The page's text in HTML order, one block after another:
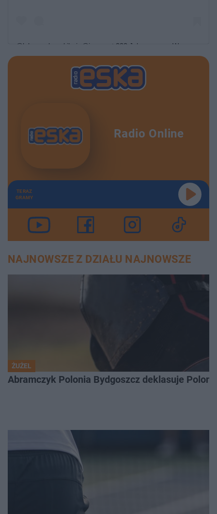
@lukaszurbanskihair @ignacyst ??? Jak zawsze u Was
Post udostępniony przez
(@halinamlynkova)Sie 10, 2019 o 8:54 PDT
Radio Online
TERAZ
GRAMY
NAJNOWSZE Z DZIAŁU NAJNOWSZE
ŻUŻEL
Abramczyk Polonia Bydgoszcz deklasuje